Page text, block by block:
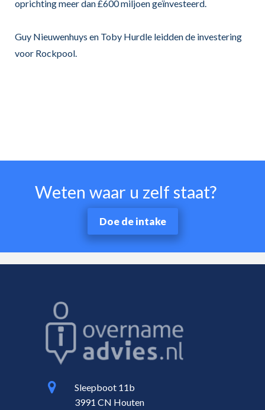
oprichting meer dan £600 miljoen geïnvesteerd.
Guy Nieuwenhuys en Toby Hurdle leidden de investering
voor Rockpool.
Weten waar u zelf staat?
Doe de intake
Sleepboot 11b
3991 CN Houten